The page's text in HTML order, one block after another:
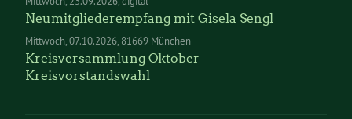
Neumitgliederempfang mit Gisela Sengl
Mittwoch 07.10.2026 81669 München
Kreisversammlung Oktober –
Kreisvorstandswahl